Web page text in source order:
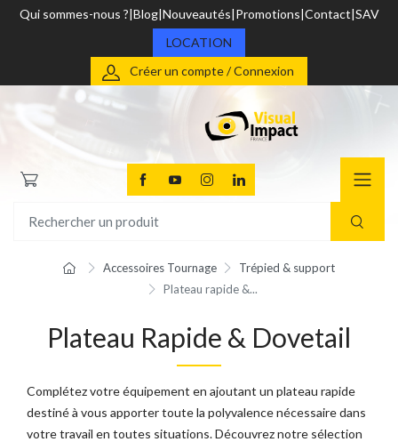
Qui sommes-nous ? Blog Nouveautés Promotions Contact SAV
LOCATION
Créer un compte / Connexion
Accessoires Tournage
Trépied & support
Plateau rapide &...
Plateau Rapide & Dovetail
Complétez votre équipement en ajoutant un plateau rapide
destiné à vous apporter toute la polyvalence nécessaire dans
votre travail en toutes situations. Découvrez notre sélection